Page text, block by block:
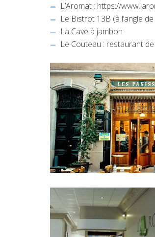
L’Aromat : https://
Le Bistrot 13B (à l’angle
La Cave à jambon
Le Couteau : restaurant